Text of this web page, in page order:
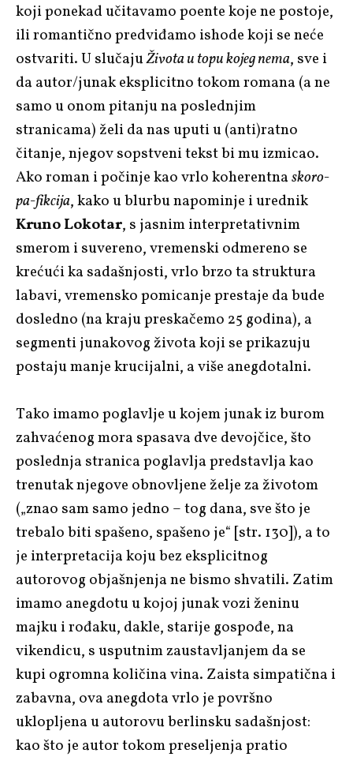
koji ponekad učitavamo poente koje ne postoje,
ili romantično predviđamo ishode koji se neće
ostvariti. U slučajuŽivota u topu kojeg nema, sve i
da autor/junak eksplicitno tokom romana (a ne
samo u onom pitanju na poslednjim
stranicama) želi da nas uputi u (anti)ratno
čitanje, njegov sopstveni tekst bi mu izmicao.
Ako roman i počinje kao vrlo koherentnaskoro-
pa-fikcija, kako u blurbu napominje i urednik
Kruno Lokotar, s jasnim interpretativnim
smerom i suvereno, vremenski odmereno se
krećući ka sadašnjosti, vrlo brzo ta struktura
labavi, vremensko pomicanje prestaje da bude
dosledno (na kraju preskačemo 25 godina), a
segmenti junakovog života koji se prikazuju
postaju manje krucijalni, a više anegdotalni.
Tako imamo poglavlje u kojem junak iz burom
zahvaćenog mora spasava dve devojčice, što
poslednja stranica poglavlja predstavlja kao
trenutak njegove obnovljene želje za životom
(„znao sam samo jedno – tog dana, sve što je
trebalo biti spašeno, spašeno je“ [str. 130]), a to
je interpretacija koju bez eksplicitnog
autorovog objašnjenja ne bismo shvatili. Zatim
imamo anegdotu u kojoj junak vozi ženinu
majku i rođaku, dakle, starije gospođe, na
vikendicu, s usputnim zaustavljanjem da se
kupi ogromna količina vina. Zaista simpatična i
zabavna, ova anegdota vrlo je površno
uklopljena u autorovu berlinsku sadašnjost:
kao što je autor tokom preseljenja pratio